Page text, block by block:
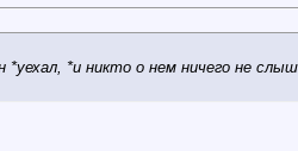
*уехал, *и никто о нем ничего не